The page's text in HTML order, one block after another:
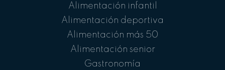
Alimentación infantil
Alimentación deportiva
Alimentación más 50
Alimentación senior
Gastronomía